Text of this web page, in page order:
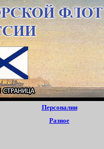
Персоналии
Разное